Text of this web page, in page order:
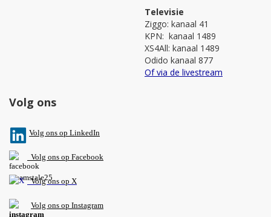
Televisie
Ziggo: kanaal 41
KPN: kanaal 1489
XS4All: kanaal 1489
Odido kanaal 877
Of via de livestream
Volg ons
Volg ons op LinkedIn
Volg ons op Facebook
Volg ons op X
Volg ons op Instagram